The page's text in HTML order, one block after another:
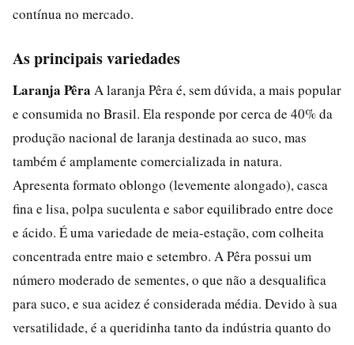
contínua no mercado.
As principais variedades
Laranja Pêra A laranja Pêra é, sem dúvida, a mais popular
e consumida no Brasil. Ela responde por cerca de 40% da
produção nacional de laranja destinada ao suco, mas
também é amplamente comercializada in natura.
Apresenta formato oblongo (levemente alongado), casca
fina e lisa, polpa suculenta e sabor equilibrado entre doce
e ácido. É uma variedade de meia-estação, com colheita
concentrada entre maio e setembro. A Pêra possui um
número moderado de sementes, o que não a desqualifica
para suco, e sua acidez é considerada média. Devido à sua
versatilidade, é a queridinha tanto da indústria quanto do